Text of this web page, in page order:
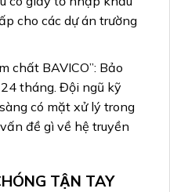
cho các dự án trường
chất BAVICO”: Bảo
tháng. Đội ngũ kỹ
có mặt xử lý trong
đề gì về hệ truyền
TẬN TAY